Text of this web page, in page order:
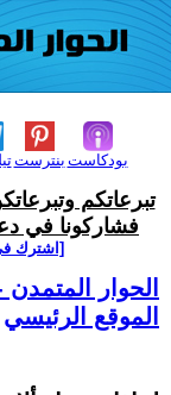
بنترست بودكاست
تبرعاتكم
فشاركونا في
[اشترك
الحوار المتمدن
الموقع الرئيسي